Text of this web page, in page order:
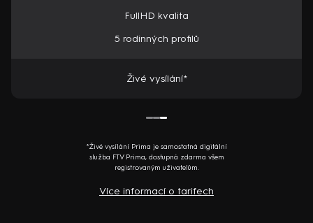
FullHD kvalita
5 rodinných profilů
Živé vysílání*
*Živé vysílání Prima je samostatná digitální
služba FTV Prima, dostupná zdarma všem
registrovaným uživatelům.
Více informací o tarifech